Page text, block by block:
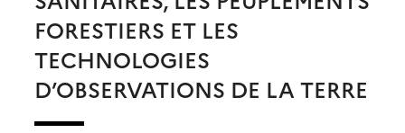
FORESTIERS ET LES
TECHNOLOGIES
D’OBSERVATIONS DE LA TERRE